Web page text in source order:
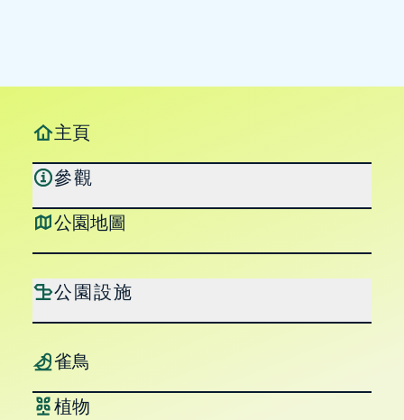
主頁
參觀
公園地圖
公園設施
雀鳥
植物